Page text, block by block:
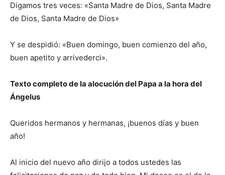
Digamos tres veces: «Santa Madre de Dios, Santa Madre
de Dios, Santa Madre de Dios»
Y se despidió: «Buen domingo, buen comienzo del año,
buen apetito y arrivederci».
Texto completo de la alocución del Papa a la hora del
Ángelus
Queridos hermanos y hermanas, ¡buenos días y buen
año!
Al inicio del nuevo año dirijo a todos ustedes las